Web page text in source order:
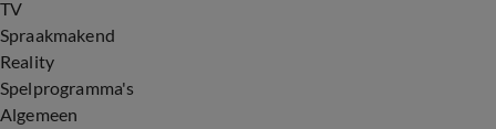
TV
Spraakmakend
Reality
Spelprogramma's
Algemeen